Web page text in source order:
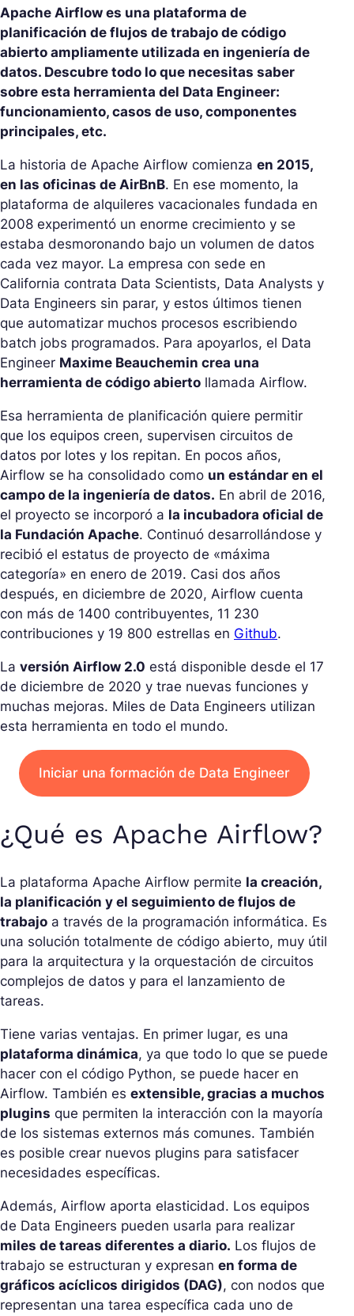
Apache Airflow es una plataforma de
planificación de flujos de trabajo de código
abierto ampliamente utilizada en ingeniería de
datos. Descubre todo lo que necesitas saber
sobre esta herramienta del Data Engineer:
funcionamiento, casos de uso, componentes
principales, etc.
La historia de Apache Airflow comienza en 2015,
en las oficinas de AirBnB. En ese momento, la
plataforma de alquileres vacacionales fundada en
2008 experimentó un enorme crecimiento y se
estaba desmoronando bajo un volumen de datos
cada vez mayor. La empresa con sede en
California contrata Data Scientists, Data Analysts y
Data Engineers sin parar, y estos últimos tienen
que automatizar muchos procesos escribiendo
batch jobs programados. Para apoyarlos, el Data
Engineer Maxime Beauchemin crea una
herramienta de código abierto llamada Airflow.
Esa herramienta de planificación quiere permitir
que los equipos creen, supervisen circuitos de
datos por lotes y los repitan. En pocos años,
Airflow se ha consolidado como un estándar en el
campo de la ingeniería de datos. En abril de 2016,
el proyecto se incorporó a la incubadora oficial de
la Fundación Apache. Continuó desarrollándose y
recibió el estatus de proyecto de «máxima
categoría» en enero de 2019. Casi dos años
después, en diciembre de 2020, Airflow cuenta
con más de 1400 contribuyentes, 11 230
contribuciones y 19 800 estrellas en Github.
La versión Airflow 2.0 está disponible desde el 17
de diciembre de 2020 y trae nuevas funciones y
muchas mejoras. Miles de Data Engineers utilizan
esta herramienta en todo el mundo.
Iniciar una formación de Data Engineer
¿Qué es Apache Airflow?
La plataforma Apache Airflow permite la creación,
la planificación y el seguimiento de flujos de
trabajo a través de la programación informática. Es
una solución totalmente de código abierto, muy útil
para la arquitectura y la orquestación de circuitos
complejos de datos y para el lanzamiento de
tareas.
Tiene varias ventajas. En primer lugar, es una
plataforma dinámica, ya que todo lo que se puede
hacer con el código Python, se puede hacer en
Airflow. También es extensible, gracias a muchos
plugins que permiten la interacción con la mayoría
de los sistemas externos más comunes. También
es posible crear nuevos plugins para satisfacer
necesidades específicas.
Además, Airflow aporta elasticidad. Los equipos
de Data Engineers pueden usarla para realizar
miles de tareas diferentes a diario. Los flujos de
trabajo se estructuran y expresan en forma de
gráficos acíclicos dirigidos (DAG), con nodos que
representan una tarea específica cada uno de